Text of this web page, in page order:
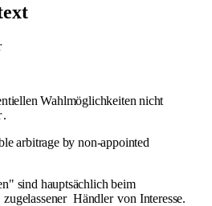
Wahlmöglichkeiten nicht
.
arbitrage by non-appointed
sind hauptsächlich beim
zugelassener Händler von Interesse.